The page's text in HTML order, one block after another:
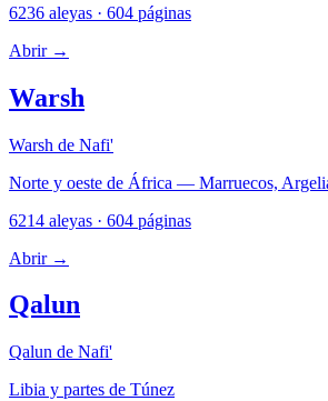
6236 aleyas · 604 páginas
Abrir →
Warsh
Warsh de Nafi'
Norte y oeste de África — Marruecos,
6214 aleyas · 604 páginas
Abrir →
Qalun
Qalun de Nafi'
Libia y partes de Túnez